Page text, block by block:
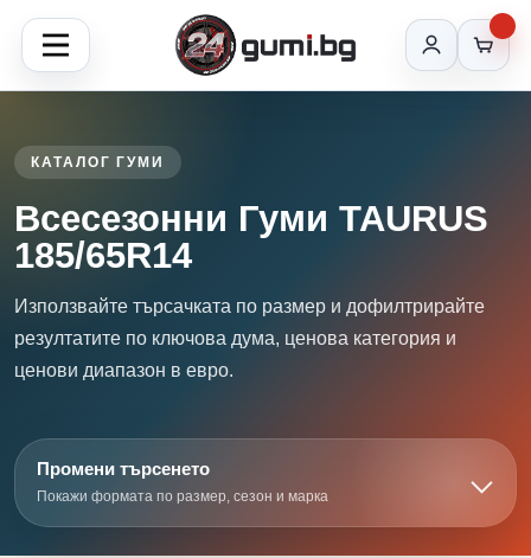
КАТАЛОГ ГУМИ
Всесезонни Гуми TAURUS
185/65R14
Използвайте търсачката по размер и дофилтрирайте
резултатите по ключова дума, ценова категория и
ценови диапазон в евро.
Промени търсенето
Покажи формата по размер, сезон и марка